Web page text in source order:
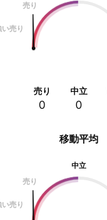
売り
い売り
売り
0
中立
0
移動平均
中立
売り
い売り